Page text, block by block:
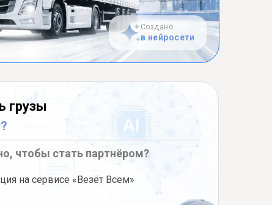
Создано
в нейросети
грузы
чтобы стать партнёром?
на сервисе «Везёт Всем»